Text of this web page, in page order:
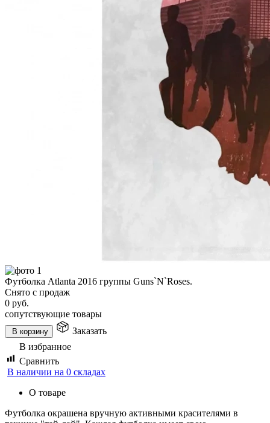
Футболка Atlanta 2016 группы Guns`N`Roses.
Снято с продаж
0 руб.
сопутствующие товары
В корзину
Заказать
В избранное
Сравнить
В наличии на 0 складах
О товаре
Футболка окрашена вручную активными красителями в